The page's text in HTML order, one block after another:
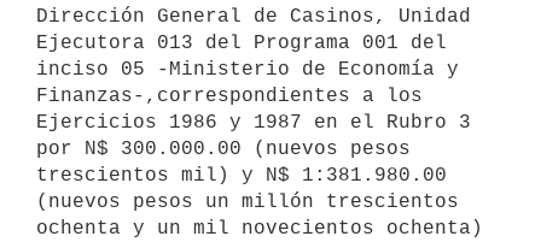
Dirección General de Casinos, Unidad
Ejecutora 013 del Programa 001 del
inciso 05 -Ministerio de Economía y
Finanzas-,correspondientes a los
Ejercicios 1986 y 1987 en el Rubro 3
por N$ 300.000.00 (nuevos pesos
trescientos mil) y N$ 1:381.980.00
(nuevos pesos un millón trescientos
ochenta y un mil novecientos ochenta)